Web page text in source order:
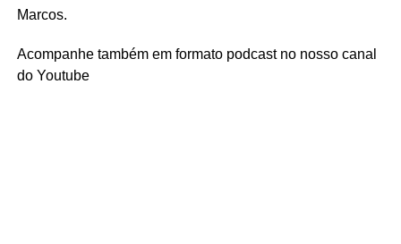
Marcos.
Acompanhe também em formato podcast no nosso canal
do Youtube